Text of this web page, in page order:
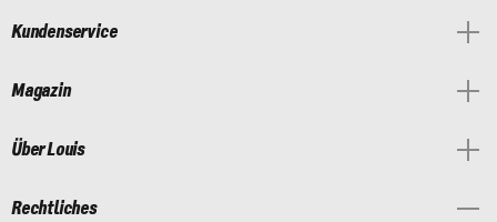
Kundenservice
Magazin
Über Louis
Rechtliches